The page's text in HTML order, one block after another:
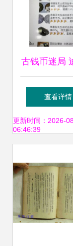
古钱币迷局
卖的3秒教
受害者付3万
卖业务背后
与骗局
查看详情
更新时间：2026-
06:46:39